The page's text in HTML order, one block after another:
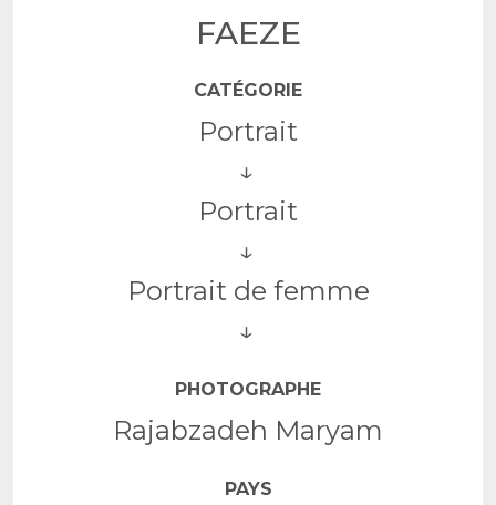
FAEZE
CATÉGORIE
Portrait
Portrait
Portrait de femme
PHOTOGRAPHE
Rajabzadeh Maryam
PAYS